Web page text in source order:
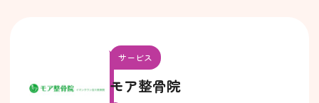
サービス
モア整骨院